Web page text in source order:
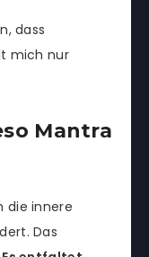
dass
mich nur
Mantra
die innere
Das